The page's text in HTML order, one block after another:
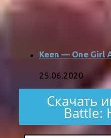
Keen — One Girl
25.06.2020
Скачать
Battle: